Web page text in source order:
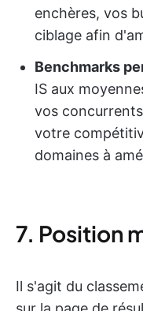
enchères, vos
ciblage afin
Benchmarks
IS aux
vos
votre
domaines à
7. Position
Il s'agit du